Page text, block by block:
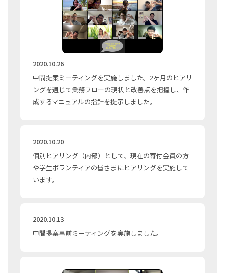
2020.10.26
中間提案ミーティングを実施しました。2ヶ月のヒアリ
ングを通じて業務フローの現状と改善点を把握し、作
成するマニュアルの指針を提示しました。
2020.10.20
個別ヒアリング（内部）として、現在の寄付会員の方
や学生ボランティアの皆さまにヒアリングを実施して
います。
2020.10.13
中間提案事前ミーティングを実施しました。